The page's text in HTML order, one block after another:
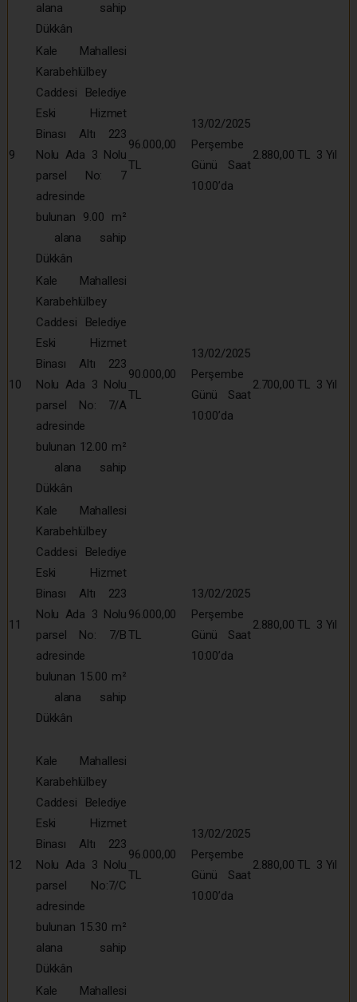
alana sahip
Dükkân
9
Kale Mahallesi
Karabehlülbey
Caddesi Belediye
Eski Hizmet
Binası Altı 223
Nolu Ada 3 Nolu
parsel No: 7
adresinde
bulunan 9.00 m²
alana sahip
Dükkân
96.000,00
TL
13/02/2025
Perşembe
Günü Saat
10:00’da
2.880,00 TL 3 Yıl
10
Kale Mahallesi
Karabehlülbey
Caddesi Belediye
Eski Hizmet
Binası Altı 223
Nolu Ada 3 Nolu
parsel No: 7/A
adresinde
bulunan 12.00 m²
alana sahip
Dükkân
90.000,00
TL
13/02/2025
Perşembe
Günü Saat
10:00’da
2.700,00 TL 3 Yıl
11
Kale Mahallesi
Karabehlülbey
Caddesi Belediye
Eski Hizmet
Binası Altı 223
Nolu Ada 3 Nolu
parsel No: 7/B
adresinde
bulunan 15.00 m²
alana sahip
Dükkân
96.000,00
TL
13/02/2025
Perşembe
Günü Saat
10:00’da
2.880,00 TL 3 Yıl
12
Kale Mahallesi
Karabehlülbey
Caddesi Belediye
Eski Hizmet
Binası Altı 223
Nolu Ada 3 Nolu
parsel No:7/C
adresinde
bulunan 15.30 m²
alana sahip
Dükkân
96.000,00
TL
13/02/2025
Perşembe
Günü Saat
10:00’da
2.880,00 TL 3 Yıl
Kale Mahallesi